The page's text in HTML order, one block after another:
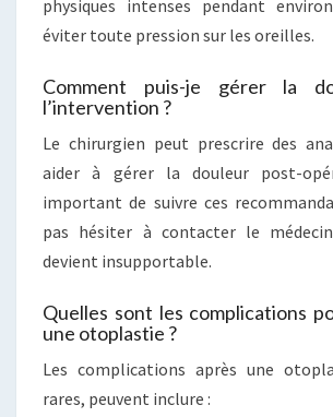
physiques intenses pendant
éviter toute pression sur les oreilles.
Comment puis-je gérer la
l’intervention ?
Le chirurgien peut prescrire des
aider à gérer la douleur post-
important de suivre ces
pas hésiter à contacter le
devient insupportable.
Quelles sont les complications
une otoplastie ?
Les complications après une
rares, peuvent inclure :